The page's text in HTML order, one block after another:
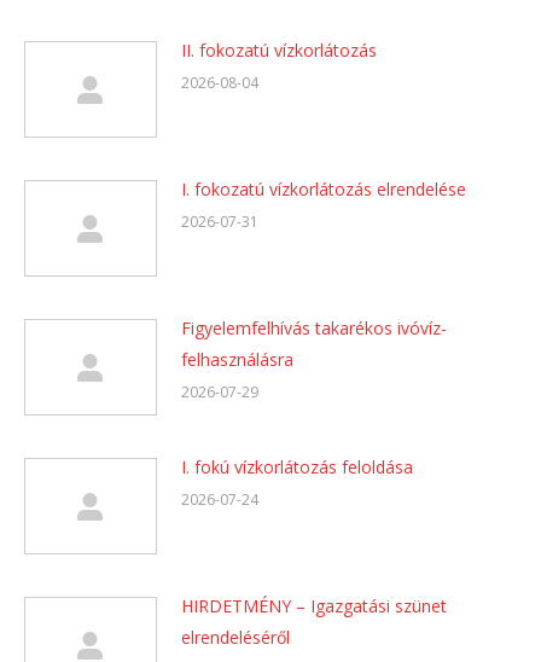
II. fokozatú vízkorlátozás
2026-08-04
I. fokozatú vízkorlátozás elrendelése
2026-07-31
Figyelemfelhívás takarékos ivóvíz-
felhasználásra
2026-07-29
I. fokú vízkorlátozás feloldása
2026-07-24
HIRDETMÉNY – Igazgatási szünet
elrendeléséről